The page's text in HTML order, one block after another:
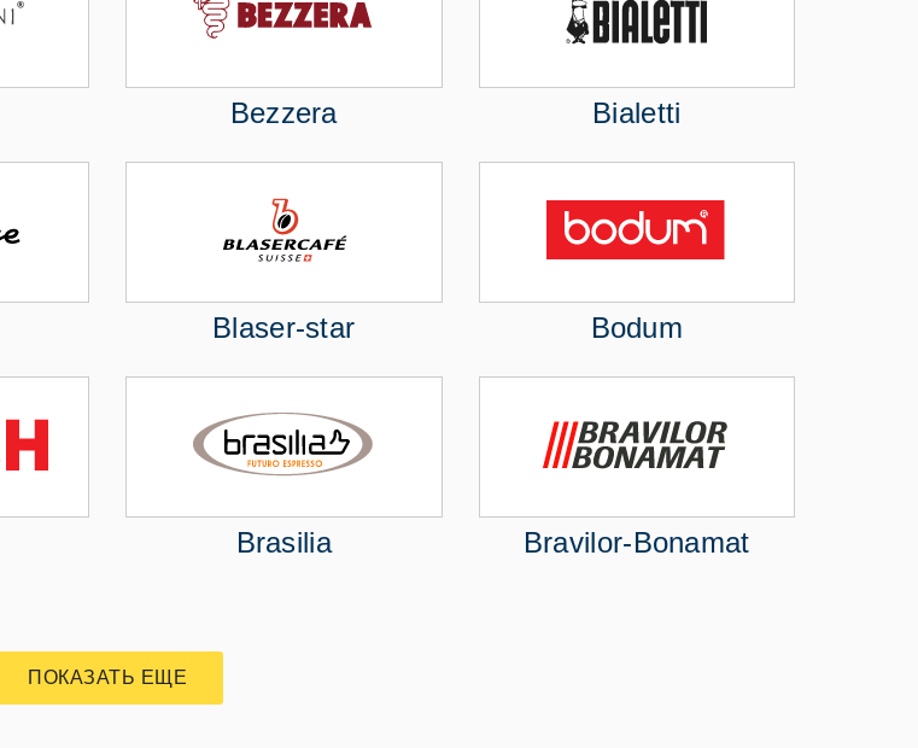
Bezzera Bialetti
Blaser-star Bodum
Brasilia Bravilor-Bonamat
ПОКАЗАТЬ ЕЩЕ